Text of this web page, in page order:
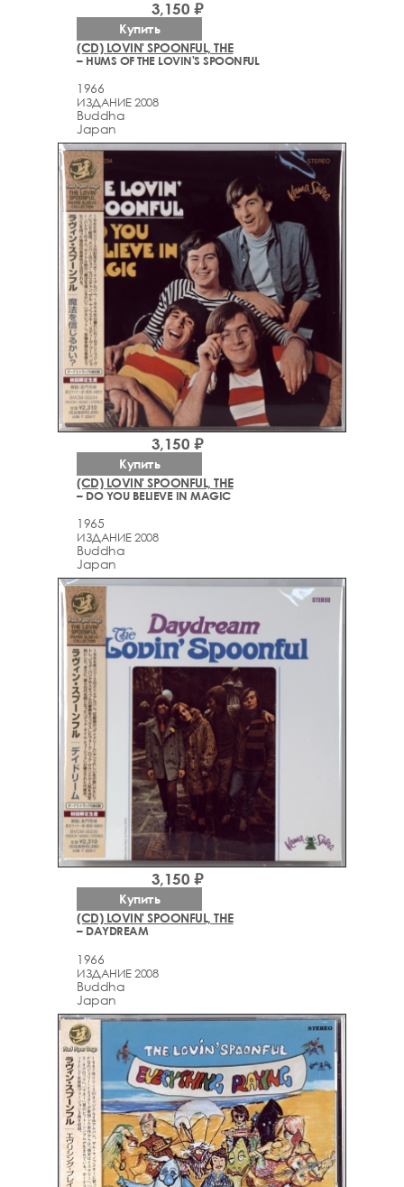
(CD) LOVIN' SPOONFUL, THE
– HUMS OF THE LOVIN'S SPOONFUL
1966
ИЗДАНИЕ 2008
Buddha
Japan
3,150 ₽
Купить
(CD) LOVIN' SPOONFUL, THE
– DO YOU BELIEVE IN MAGIC
1965
ИЗДАНИЕ 2008
Buddha
Japan
3,150 ₽
Купить
(CD) LOVIN' SPOONFUL, THE
– DAYDREAM
1966
ИЗДАНИЕ 2008
Buddha
Japan
3,150 ₽
Купить